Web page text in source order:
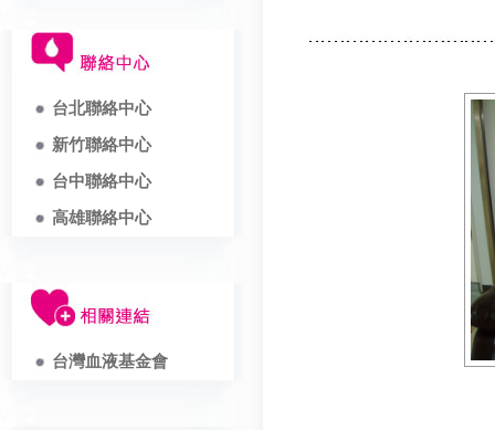
台北聯絡中心
新竹聯絡中心
台中聯絡中心
高雄聯絡中心
台灣血液基金會